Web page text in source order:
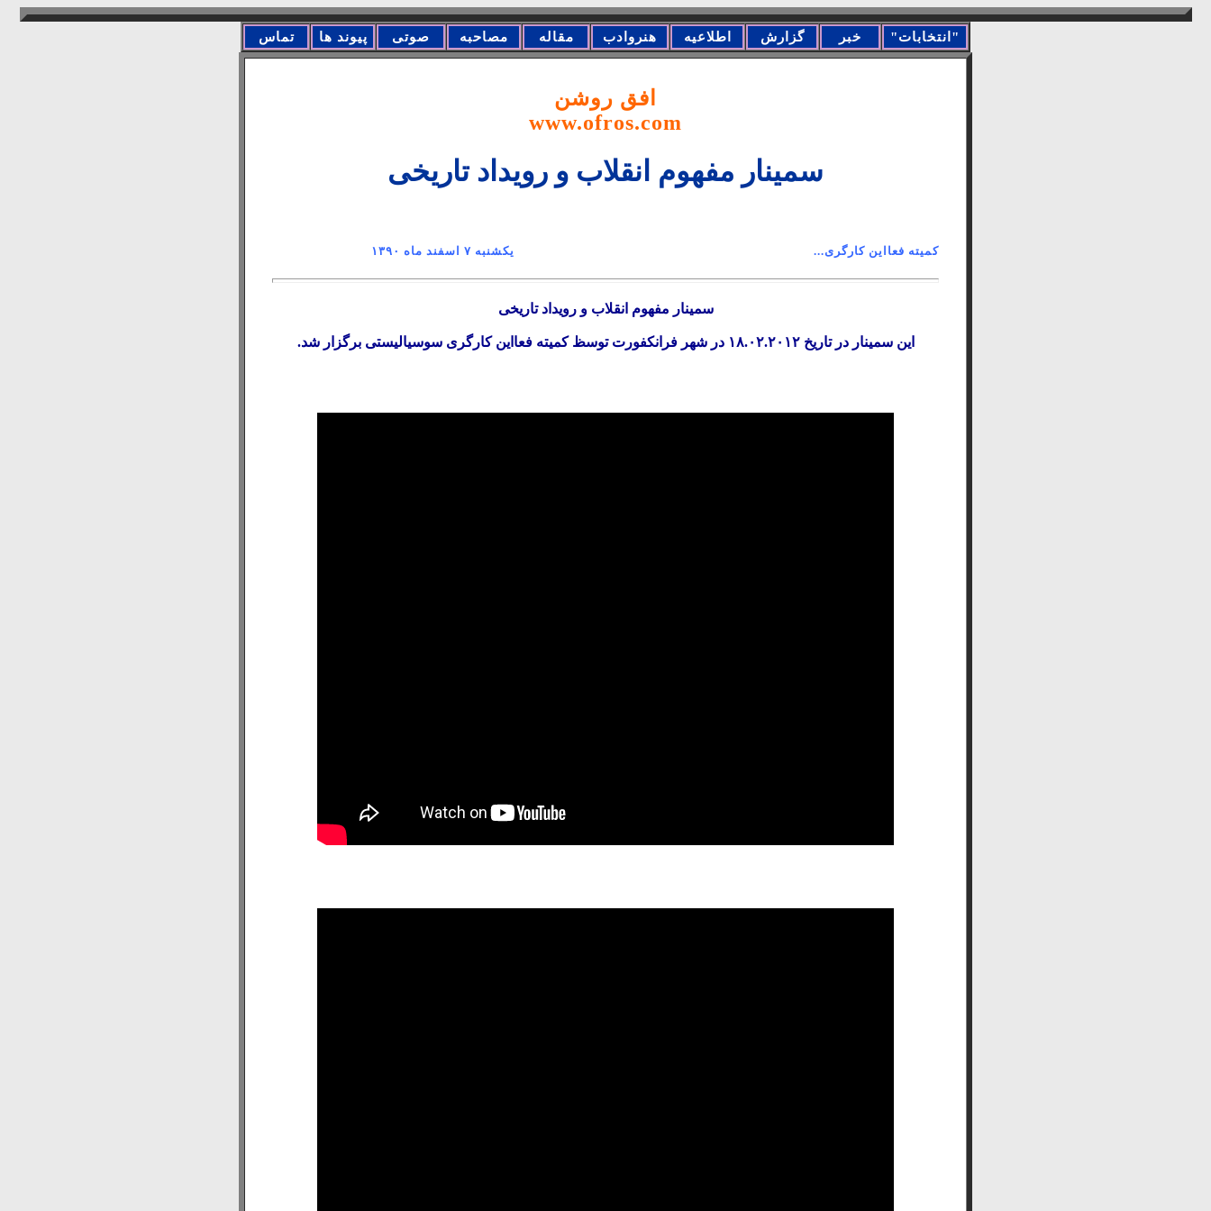
تماس پیوند ها صوتی مصاحبه مقاله هنروادب اطلاعیه گزارش خبر "انتخابات"
افق روشن
www.ofros.com
سمينار مفهوم انقلاب و رویداد تاریخی
کميته فعااين کارگری... يكشنبه ٧ اسفند ماه ١٣٩٠
سمينار مفهوم انقلاب و رویداد تاریخی
اين سمينار در تاريخ ١٨.٠٢.٢٠١٢ در شهر فرانکفورت توسظ کميته فعااين کارگری سوسياليستی برگزار شد.